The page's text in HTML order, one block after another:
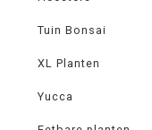
Tuin Bonsai
XL Planten
Yucca